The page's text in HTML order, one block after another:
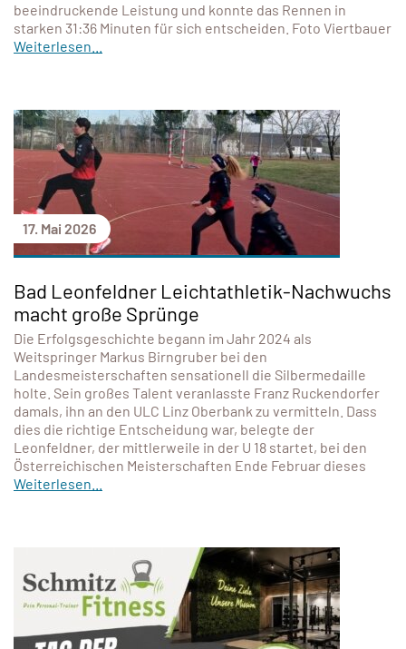
beeindruckende Leistung und konnte das Rennen in
starken 31:36 Minuten für sich entscheiden. Foto Viertbauer
Weiterlesen...
17. Mai 2026
Bad Leonfeldner Leichtathletik-Nachwuchs
macht große Sprünge
Die Erfolgsgeschichte begann im Jahr 2024 als
Weitspringer Markus Birngruber bei den
Landesmeisterschaften sensationell die Silbermedaille
holte. Sein großes Talent veranlasste Franz Ruckendorfer
damals, ihn an den ULC Linz Oberbank zu vermitteln. Dass
dies die richtige Entscheidung war, belegte der
Leonfeldner, der mittlerweile in der U 18 startet, bei den
Österreichischen Meisterschaften Ende Februar dieses
Weiterlesen...